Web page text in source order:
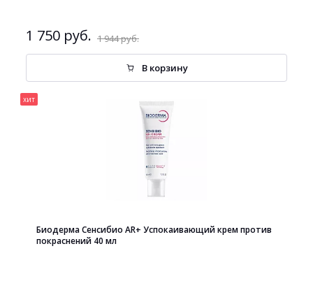
1 750 руб. 1 944 руб.
В корзину
хит
Биодерма Сенсибио AR+ Успокаивающий крем против
покраснений 40 мл